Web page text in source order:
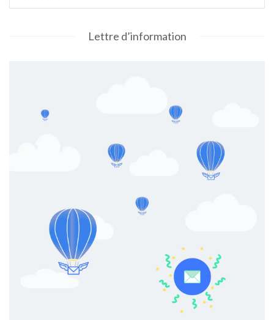
Lettre d’information